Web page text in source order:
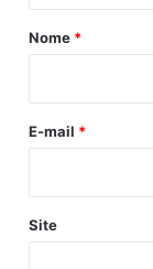
r
Nome *
E-mail *
Site